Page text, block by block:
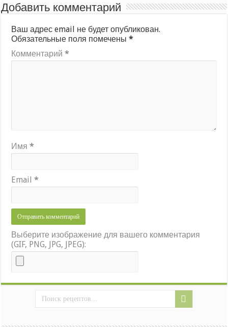
Добавить комментарий
Ваш адрес email не будет опубликован.
Обязательные поля помечены*
Комментарий*
Имя*
Email*
Выберите изображение для вашего комментария
(GIF, PNG, JPG, JPEG):